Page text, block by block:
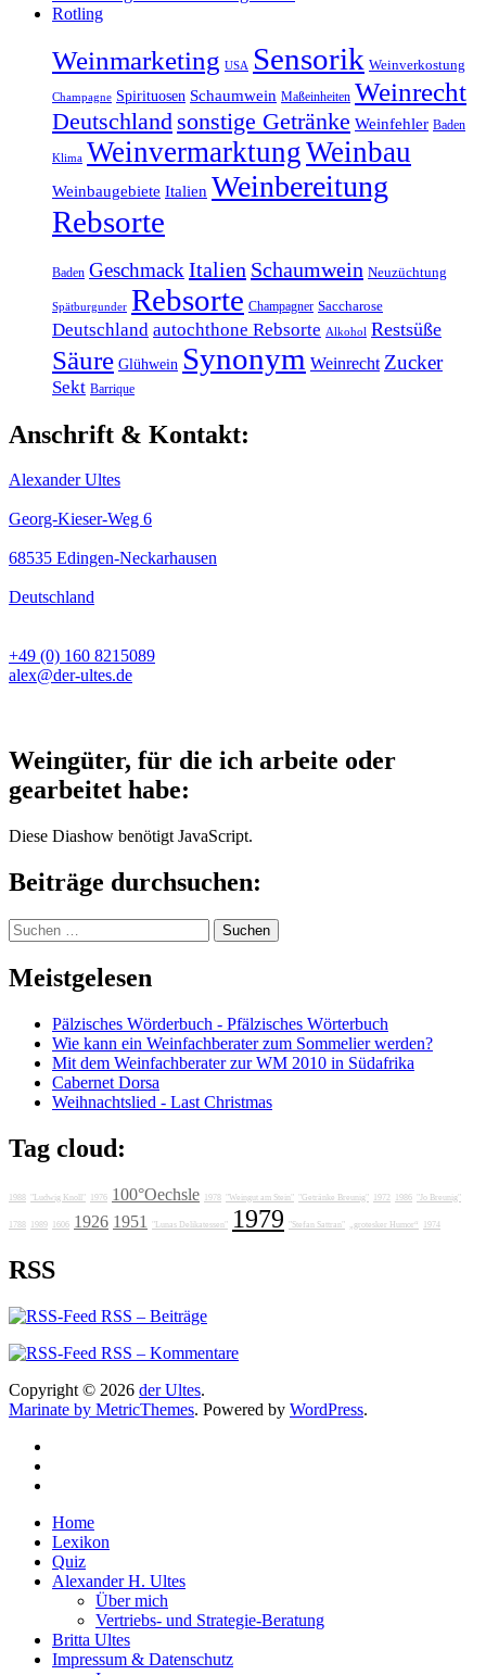
Rotling
Weinmarketing USA Sensorik Weinverkostung
Champagne Spirituosen Schaumwein Maßeinheiten Weinrecht
Deutschland sonstige Getränke Weinfehler Baden
Klima WeinvermarktungWeinbau
Weinbaugebiete Italien Weinbereitung
Rebsorte
Baden Geschmack Italien Schaumwein Neuzüchtung
Spätburgunder Rebsorte Champagner Saccharose
Deutschland autochthone Rebsorte Alkohol Restsüße
Säure Glühwein Synonym Weinrecht Zucker
Sekt Barrique
Anschrift & Kontakt:
Alexander Ultes
Georg-Kieser-Weg 6
68535 Edingen-Neckarhausen
Deutschland
+49 (0) 160 8215089
alex@der-ultes.de
Weingüter, für die ich arbeite oder
gearbeitet habe:
Diese Diashow benötigt JavaScript.
Beiträge durchsuchen:
Suchen
nach:
Meistgelesen
Pälzisches Wörderbuch - Pfälzisches Wörterbuch
Wie kann ein Weinfachberater zum Sommelier werden?
Mit dem Weinfachberater zur WM 2010 in Südafrika
Cabernet Dorsa
Weihnachtslied - Last Christmas
Tag cloud:
1988 "Ludwig Knoll" 1976 100°Oechsle 1978 "Weingut am Stein" "Getränke Breunig" 1972 1986 "Jo Breunig"
1788 1989 1606 1926 1951 "Lunas Delikatessen" 1979 "Stefan Sattran" „grotesker Humor“ 1974
RSS
RSS – Beiträge
RSS – Kommentare
Copyright © 2026 der Ultes.
Marinate by MetricThemes. Powered by WordPress.
Home
Lexikon
Quiz
Alexander H. Ultes
Über mich
Vertriebs- und Strategie-Beratung
Britta Ultes
Impressum & Datenschutz